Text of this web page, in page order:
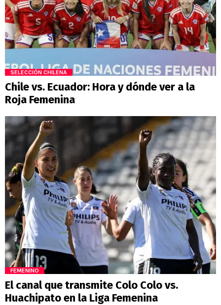
SELECCIÓN CHILENA
Chile vs. Ecuador: Hora y dónde ver a la
Roja Femenina
FEMENINO
El canal que transmite Colo Colo vs.
Huachipato en la Liga Femenina